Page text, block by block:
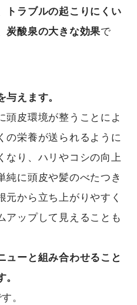
トラブルの起こりにくい
炭酸泉の大きな効果で
えます。
頭皮環境が整うことによ
の栄養が送られるように
なり、ハリやコシの向上
純に頭皮や髪のべたつき
元から立ち上がりやすく
アップして見えることも
ューと組み合わせること
。